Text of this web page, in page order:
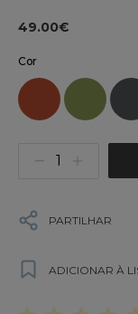
49.00€
Cor
PARTILHAR
ADICIONAR À